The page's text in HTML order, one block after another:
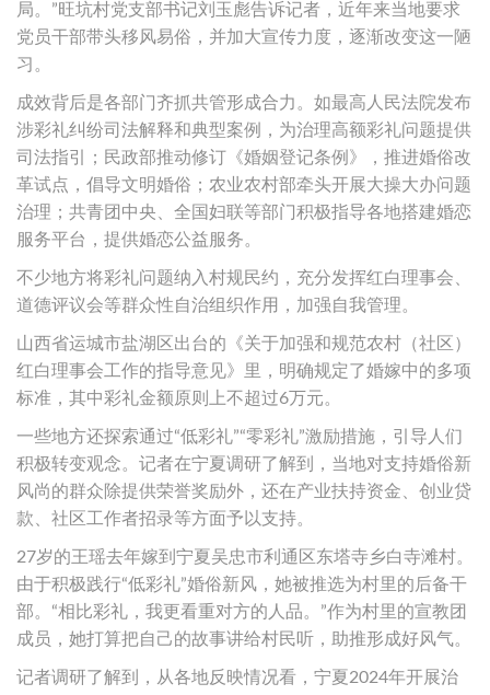
局。”旺坑村党支部书记刘玉彪告诉记者，近年来当地要求
党员干部带头移风易俗，并加大宣传力度，逐渐改变这一陋
习。
成效背后是各部门齐抓共管形成合力。如最高人民法院发布
涉彩礼纠纷司法解释和典型案例，为治理高额彩礼问题提供
司法指引；民政部推动修订《婚姻登记条例》，推进婚俗改
革试点，倡导文明婚俗；农业农村部牵头开展大操大办问题
治理；共青团中央、全国妇联等部门积极指导各地搭建婚恋
服务平台，提供婚恋公益服务。
不少地方将彩礼问题纳入村规民约，充分发挥红白理事会、
道德评议会等群众性自治组织作用，加强自我管理。
山西省运城市盐湖区出台的《关于加强和规范农村（社区）
红白理事会工作的指导意见》里，明确规定了婚嫁中的多项
标准，其中彩礼金额原则上不超过6万元。
一些地方还探索通过“低彩礼”“零彩礼”激励措施，引导人们
积极转变观念。记者在宁夏调研了解到，当地对支持婚俗新
风尚的群众除提供荣誉奖励外，还在产业扶持资金、创业贷
款、社区工作者招录等方面予以支持。
27岁的王瑶去年嫁到宁夏吴忠市利通区东塔寺乡白寺滩村。
由于积极践行“低彩礼”婚俗新风，她被推选为村里的后备干
部。“相比彩礼，我更看重对方的人品。”作为村里的宣教团
成员，她打算把自己的故事讲给村民听，助推形成好风气。
记者调研了解到，从各地反映情况看，宁夏2024年开展治